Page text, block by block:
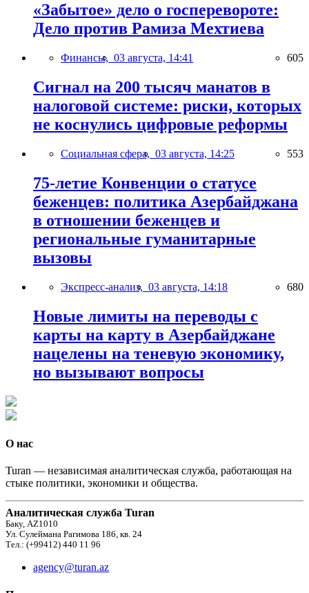
«Забытое» дело о госперевороте:
Дело против Рамиза Мехтиева
Финансы, 03 августа, 14:41 605
Сигнал на 200 тысяч манатов в
налоговой системе: риски, которых
не коснулись цифровые реформы
Социальная сфера, 03 августа, 14:25 553
75-летие Конвенции о статусе
беженцев: политика Азербайджана
в отношении беженцев и
региональные гуманитарные
вызовы
Экспресс-анализ, 03 августа, 14:18 680
Новые лимиты на переводы с
карты на карту в Азербайджане
нацелены на теневую экономику,
но вызывают вопросы
О нас
Turan — независимая аналитическая служба, работающая на
стыке политики, экономики и общества.
Аналитическая служба Turan
Баку, AZ1010
Ул. Сулеймана Рагимова 186, кв. 24
Тел.: (+99412) 440 11 96
agency@turan.az